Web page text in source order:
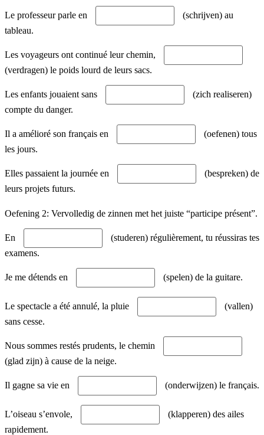
Le professeur parle en
(schrijven) au
tableau.
Les voyageurs ont continué leur chemin,
(verdragen) le poids lourd de leurs sacs.
Les enfants jouaient sans
(zich realiseren)
compte du danger.
Il a amélioré son français en
(oefenen) tous
les jours.
Elles passaient la journée en
(bespreken) de
leurs projets futurs.
Oefening 2: Vervolledig de zinnen met het juiste “participe présent”.
En
(studeren) régulièrement, tu réussiras tes
examens.
Je me détends en (spelen) de la guitare.
Le spectacle a été annulé, la pluie
(vallen)
sans cesse.
Nous sommes restés prudents, le chemin
(glad zijn) à cause de la neige.
Il gagne sa vie en (onderwijzen) le français.
L’oiseau s’envole,
(klapperen) des ailes
rapidement.